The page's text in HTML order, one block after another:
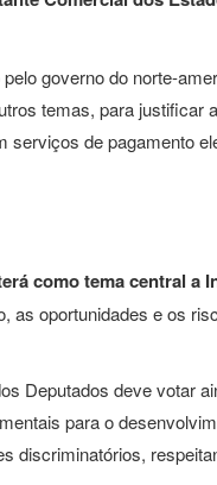
governo do norte-
temas, para justificar
de pagamento
como tema central a
oportunidades e os
Deputados deve votar
para o
discriminatórios,